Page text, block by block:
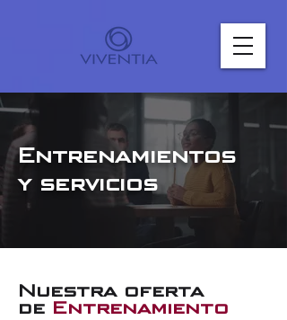
Entrenamientos
y servicios
Nuestra oferta
de Entrenamiento